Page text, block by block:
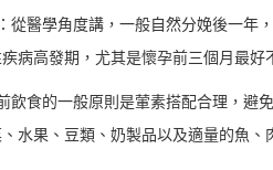
從醫學角度講，一般自然分娩後一年
病高發期，尤其是懷孕前三個月最好
飲食的一般原則是葷素搭配合理，避
水果、豆類、奶製品以及適量的魚、